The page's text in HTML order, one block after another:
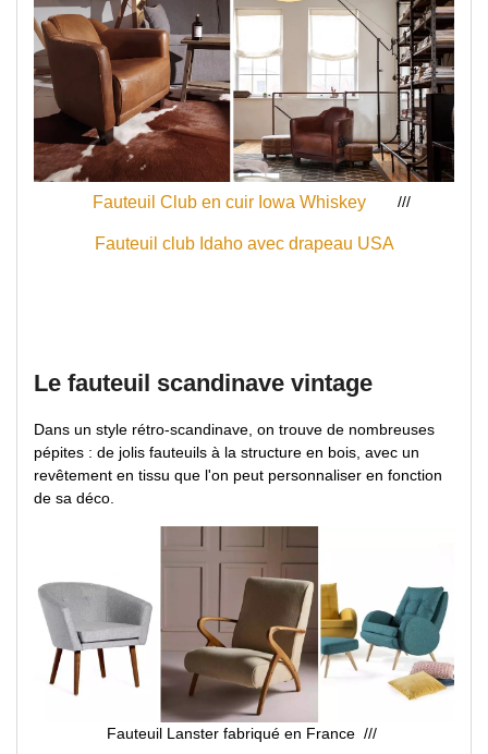
Fauteuil Club en cuir Iowa Whiskey ///
Fauteuil club Idaho avec drapeau USA
Le fauteuil scandinave vintage
Dans un style rétro-scandinave, on trouve de nombreuses
pépites : de jolis fauteuils à la structure en bois, avec un
revêtement en tissu que l'on peut personnaliser en fonction
de sa déco.
Fauteuil Lanster fabriqué en France ///